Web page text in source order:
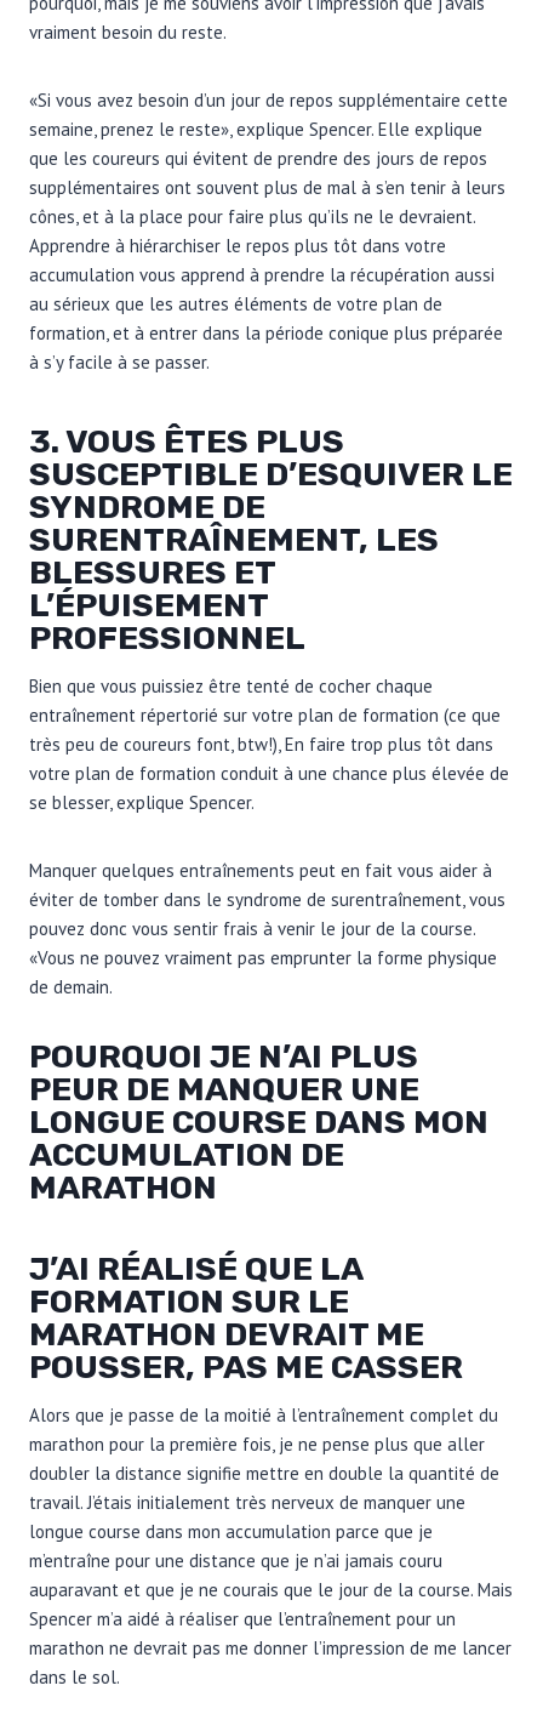
vraiment besoin du reste.
«Si vous avez besoin d’un jour de repos supplémentaire cette
semaine, prenez le reste», explique Spencer. Elle explique
que les coureurs qui évitent de prendre des jours de repos
supplémentaires ont souvent plus de mal à s’en tenir à leurs
cônes, et à la place pour faire plus qu’ils ne le devraient.
Apprendre à hiérarchiser le repos plus tôt dans votre
accumulation vous apprend à prendre la récupération aussi
au sérieux que les autres éléments de votre plan de
formation, et à entrer dans la période conique plus préparée
à s’y facile à se passer.
3. VOUS ÊTES PLUS
SUSCEPTIBLE D’ESQUIVER LE
SYNDROME DE
SURENTRAÎNEMENT, LES
BLESSURES ET
L’ÉPUISEMENT
PROFESSIONNEL
Bien que vous puissiez être tenté de cocher chaque
entraînement répertorié sur votre plan de formation (ce que
très peu de coureurs font, btw!), En faire trop plus tôt dans
votre plan de formation conduit à une chance plus élevée de
se blesser, explique Spencer.
Manquer quelques entraînements peut en fait vous aider à
éviter de tomber dans le syndrome de surentraînement, vous
pouvez donc vous sentir frais à venir le jour de la course.
«Vous ne pouvez vraiment pas emprunter la forme physique
de demain.
POURQUOI JE N’AI PLUS
PEUR DE MANQUER UNE
LONGUE COURSE DANS MON
ACCUMULATION DE
MARATHON
J’AI RÉALISÉ QUE LA
FORMATION SUR LE
MARATHON DEVRAIT ME
POUSSER, PAS ME CASSER
Alors que je passe de la moitié à l’entraînement complet du
marathon pour la première fois, je ne pense plus que aller
doubler la distance signifie mettre en double la quantité de
travail. J’étais initialement très nerveux de manquer une
longue course dans mon accumulation parce que je
m’entraîne pour une distance que je n’ai jamais couru
auparavant et que je ne courais que le jour de la course. Mais
Spencer m’a aidé à réaliser que l’entraînement pour un
marathon ne devrait pas me donner l’impression de me lancer
dans le sol.